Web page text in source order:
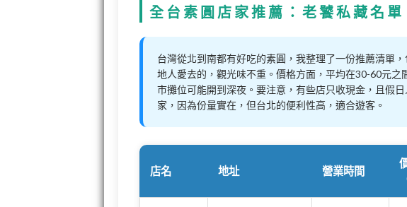
全台素圓店家推薦：老饕私藏名單
台灣從北到南都有好吃的素圓，我整理了一份推薦清單
地人愛去的，觀光味不重。價格方面，平均在30-60元
市攤位可能開到深夜。要注意，有些店只收現金，且假
家，因為份量實在，但台北的便利性高，適合遊客。
店名 地址 營業時間